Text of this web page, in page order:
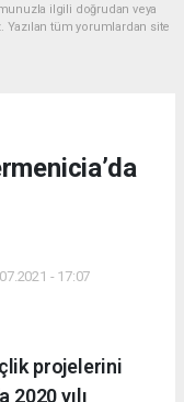
ilgili doğrudan veya
Yazılan tüm yorumlardan site
- 17:07
projelerini
2020 yılı